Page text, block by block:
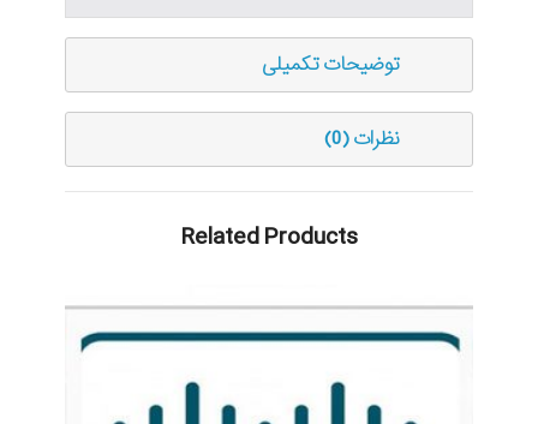
توضیحات تکمیلی
نظرات (0)
Related Products